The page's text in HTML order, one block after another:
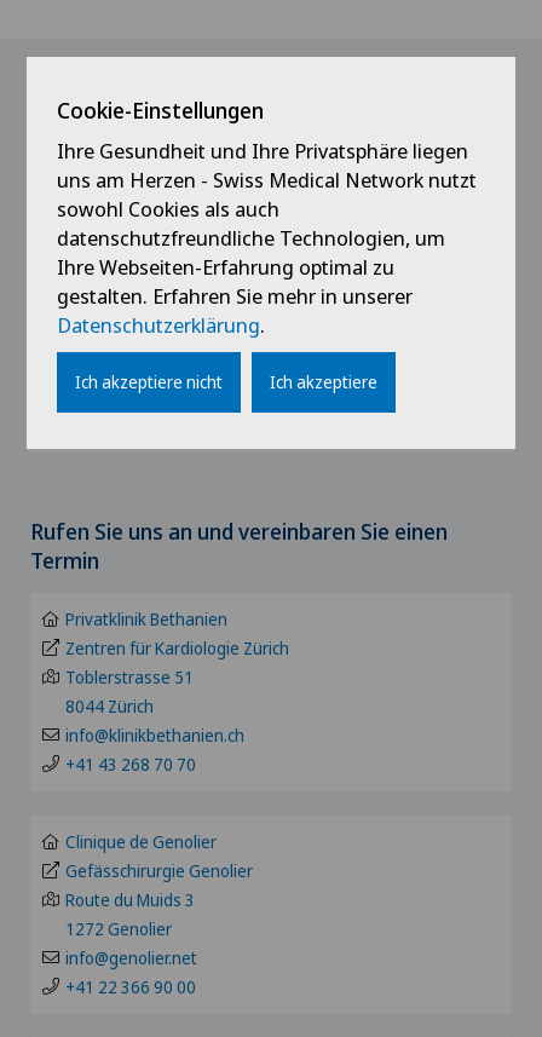
Wir finden einen Spezialisten
für Sie
Gefässchirurgie
Wählen Sie ein Fachgebiet
Achillessehnenriss
Adipositas und Übergewicht
Akromioplastik
Akupunktur
Akutgeriatrie
Allergologie und Immunologie
Allgemeine Chirurgie
Allgemeine Innere Medizin
Alter G
Wählen Sie eine Klinik
Wählen Sie eine Klinik
Clinica Sant'Anna
Clinique Générale Ste-Anne
Hôpital de Moutier
Internationale Patienten
Privatklinik Belair
Privatklinik Bethanien
Wählen Sie einen Kanton
ZH
BE
LU
AG
SH
BS
Rufen Sie uns an und vereinbaren Sie einen
Termin
Privatklinik Bethanien
Zentren für Kardiologie Zürich
Toblerstrasse 51
8044 Zürich
info@klinikbethanien.ch
+41 43 268 70 70
Clinique de Genolier
Gefässchirurgie Genolier
Route du Muids 3
1272 Genolier
info@genolier.net
+41 22 366 90 00
Cookie-Einstellungen
Ihre Gesundheit und Ihre Privatsphäre liegen
uns am Herzen - Swiss Medical Network nutzt
sowohl Cookies als auch
datenschutzfreundliche Technologien, um
Ihre Webseiten-Erfahrung optimal zu
gestalten. Erfahren Sie mehr in unserer
Datenschutzerklärung.
Ich akzeptiere nicht Ich akzeptiere